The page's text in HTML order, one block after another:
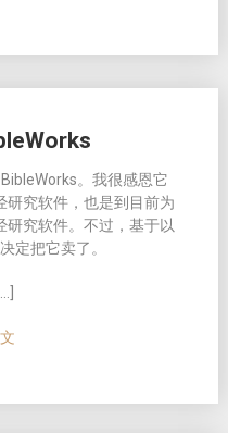
。我很感恩它
研究软件，也是到目前为
研究软件。不过，基于以
定把它卖了。